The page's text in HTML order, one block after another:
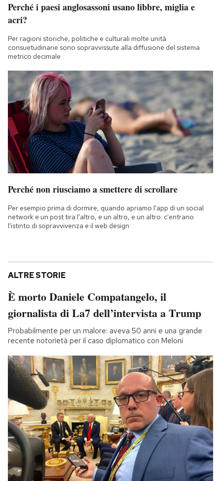
Perché i paesi anglosassoni usano libbre, miglia e
acri?
Per ragioni storiche, politiche e culturali molte unità
consuetudinarie sono sopravvissute alla diffusione del sistema
metrico decimale
Perché non riusciamo a smettere di scrollare
Per esempio prima di dormire, quando apriamo l'app di un social
network e un post tira l'altro, e un altro, e un altro: c'entrano
l'istinto di sopravvivenza e il web design
ALTRE STORIE
È morto Daniele Compatangelo, il
giornalista di La7 dell’intervista a Trump
Probabilmente per un malore: aveva 50 anni e una grande
recente notorietà per il caso diplomatico con Meloni